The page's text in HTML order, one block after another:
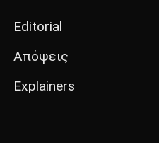
Editorial
Απόψεις
Explainers